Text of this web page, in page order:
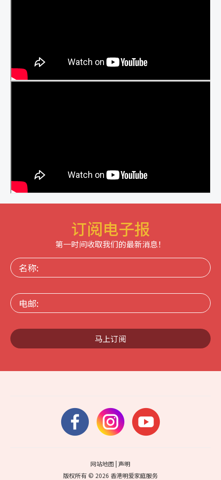
订阅电子报
第一时间收取我们的最新消息！
名
称:
电
邮:
马上订阅
网站地图 |声明
版权所有 © 2026 香港明爱家庭服务